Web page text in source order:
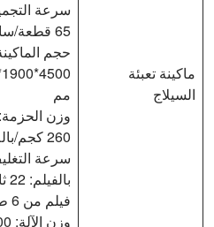
ماكينة تعبئة
السيلاج
65 قطعة/ساعة
حجم
مم
260 كجم/بالة
سرعة
فيلم من 6 طبقات
وزن